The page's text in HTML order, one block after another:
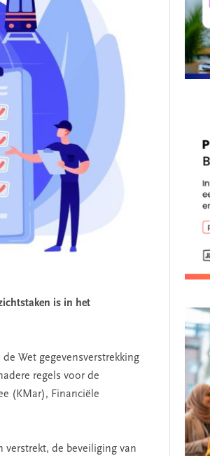
is in het
Wet gegevensverstrekking
regels voor de
(KMar), Financiële
verstrekt, de beveiliging van